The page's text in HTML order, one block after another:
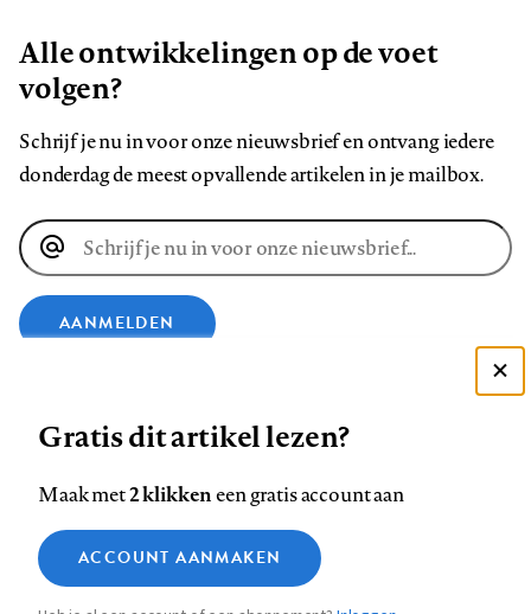
Alle ontwikkelingen op de voet
volgen?
Schrijf je nu in voor onze nieuwsbrief en ontvang iedere
donderdag de meest opvallende artikelen in je mailbox.
E-
mailadres
AANMELDEN
op
Facebook
op
LinkedIn
op
Bluesky
ons
op
InstagramYouTube
Footer
Contact Colofon Disclaimer Privacy
Medische vragen verdienen
betrouwbare antwoorden
Zie onze cookie policy
Analytische cookies
Gratis dit artikel lezen?
Maak met2 klikkeneen gratis account aan
ACCOUNT AANMAKEN